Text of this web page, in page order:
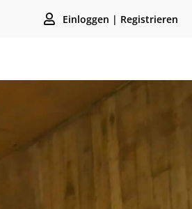
Einloggen | Registrieren